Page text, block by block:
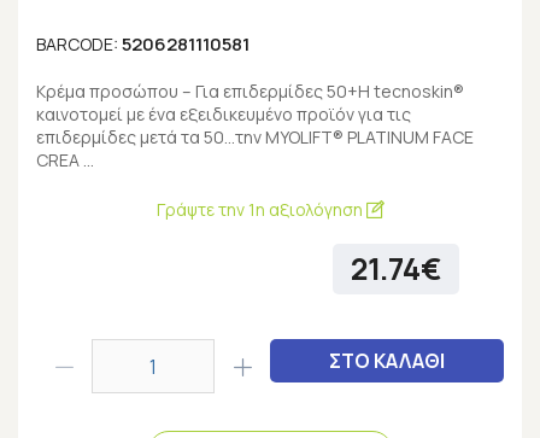
BARCODE: 5206281110581
Κρέμα προσώπου – Για επιδερμίδες 50+Η tecnoskin®
καινοτομεί με ένα εξειδικευμένο προϊόν για τις
επιδερμίδες μετά τα 50…την MYOLIFT® PLATINUM FACE
CREA …
Γράψτε την 1η αξιολόγηση
21.74€
ΣΤΟ ΚΑΛΑΘΙ